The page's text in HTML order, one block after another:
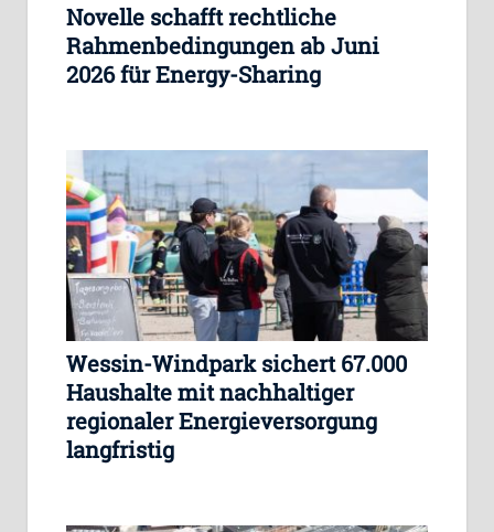
Novelle schafft rechtliche
Rahmenbedingungen ab Juni
2026 für Energy-Sharing
Wessin-Windpark sichert 67.000
Haushalte mit nachhaltiger
regionaler Energieversorgung
langfristig